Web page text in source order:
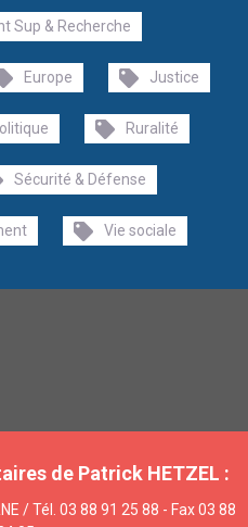
Sup & Recherche
Europe Justice
Ruralité
Sécurité & Défense
Vie sociale
de Patrick HETZEL :
/ Tél. 03 88 91 25 88 - Fax 03 88